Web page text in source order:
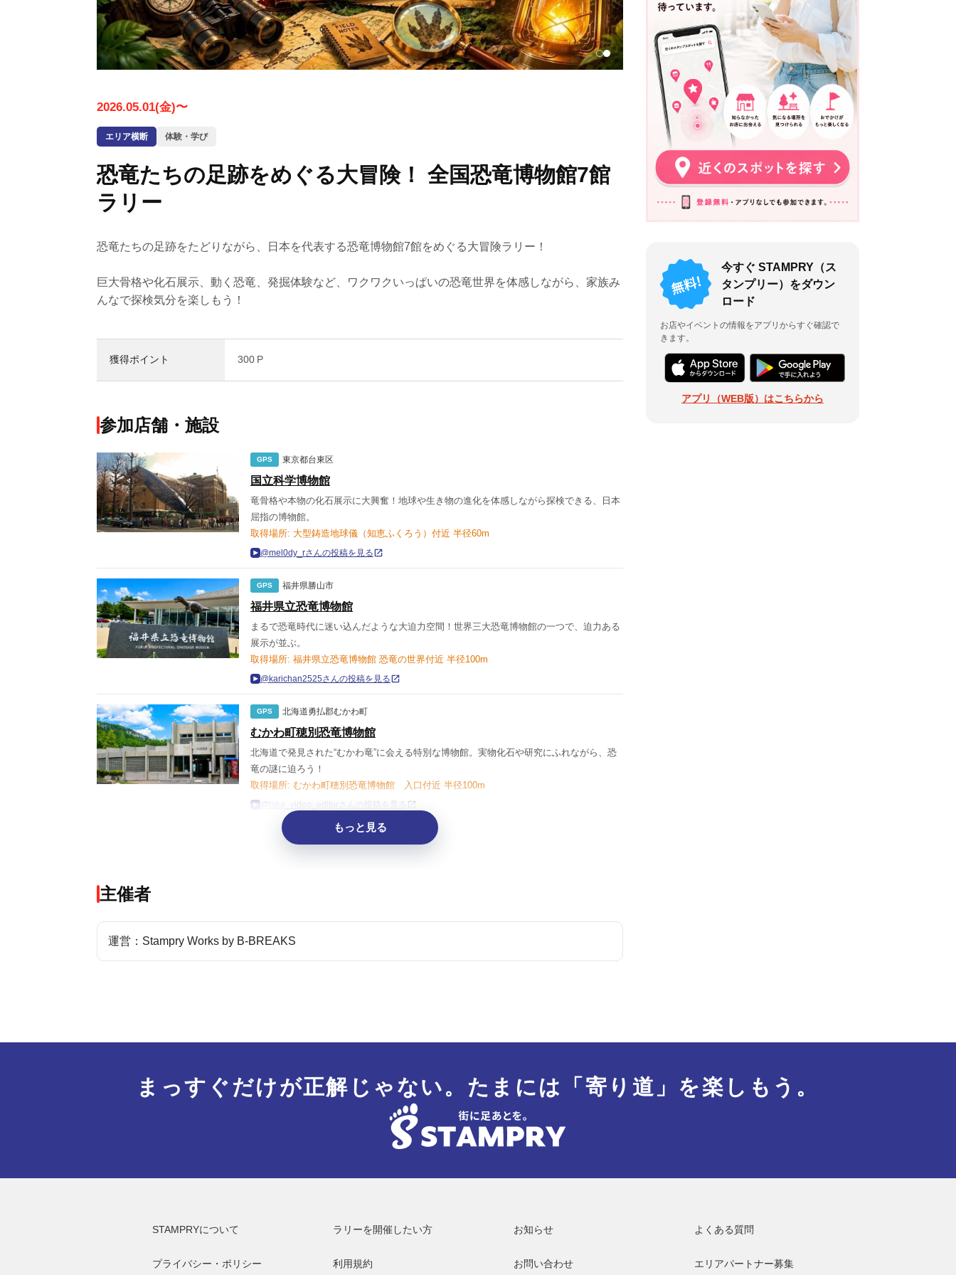
2026.05.01(金)〜
エリア横断 体験・学び
恐竜たちの足跡をめぐる大冒険！ 全国恐竜博物館7館
ラリー
恐竜たちの足跡をたどりながら、日本を代表する恐竜博物館7館をめぐる大冒険ラリー！
巨大骨格や化石展示、動く恐竜、発掘体験など、ワクワクいっぱいの恐竜世界を体感しながら、家族み
んなで探検気分を楽しもう！
獲得ポイント 300 P
参加店舗・施設
GPS 東京都台東区
国立科学博物館
竜骨格や本物の化石展示に大興奮！地球や生き物の進化を体感しながら探検できる、日本
屈指の博物館。
取得場所: 大型鋳造地球儀（知恵ふくろう）付近 半径60m
@mel0dy_rさんの投稿を見る
GPS 福井県勝山市
福井県立恐竜博物館
まるで恐竜時代に迷い込んだような大迫力空間！世界三大恐竜博物館の一つで、迫力ある
展示が並ぶ。
取得場所: 福井県立恐竜博物館 恐竜の世界付近 半径100m
@karichan2525さんの投稿を見る
GPS 北海道勇払郡むかわ町
むかわ町穂別恐竜博物館
北海道で発見された“むかわ竜”に会える特別な博物館。実物化石や研究にふれながら、恐
竜の謎に迫ろう！
取得場所: むかわ町穂別恐竜博物館 入口付近 半径100m
@taka_video_editorさんの投稿を見る
もっと見る
主催者
運営：Stampry Works by B-BREAKS
今すぐ STAMPRY（ス
タンプリー）をダウン
ロード
お店やイベントの情報をアプリからすぐ確認で
きます。
アプリ（WEB版）はこちらから
まっすぐだけが正解じゃない。 たまには「寄り道」を楽しもう。
STAMPRYについて ラリーを開催したい方 お知らせ よくある質問
プライバシー・ポリシー 利用規約 お問い合わせ エリアパートナー募集